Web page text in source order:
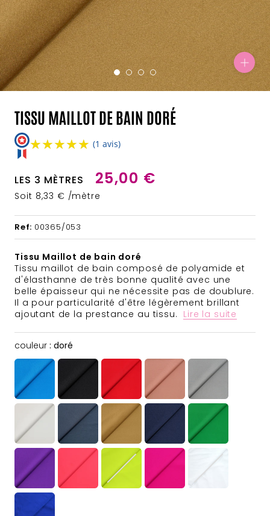
TISSU MAILLOT DE BAIN DORÉ
★★★★★
★★★★★ (1 avis)
LES 3 MÈTRES 25,00 €
Soit 8,33 € /mètre
Ref: 00365/053
Tissu Maillot de bain doré
Tissu maillot de bain composé de polyamide et
d'élasthanne de très bonne qualité avec une
belle épaisseur qui ne nécessite pas de doublure.
Il a pour particularité d'être légèrement brillant
ajoutant de la prestance au tissu. Lire la suite
couleur : doré